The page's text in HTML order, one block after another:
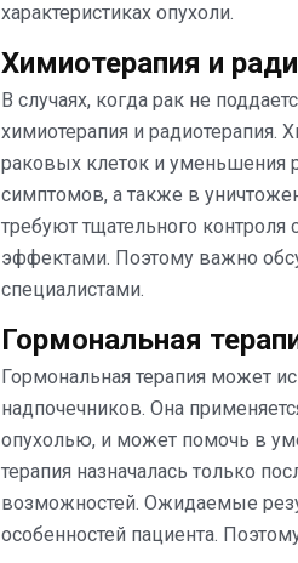
характеристиках опухоли.
Химиотерапия и
В случаях, когда рак не
химиотерапия и радиотерапия.
раковых клеток и уменьшения
симптомов, а также в
требуют тщательного
эффектами. Поэтому важно
специалистами.
Гормональная
Гормональная терапия может
надпочечников. Она
опухолью, и может помочь в
терапия назначалась только
возможностей. Ожидаемые
особенностей пациента.